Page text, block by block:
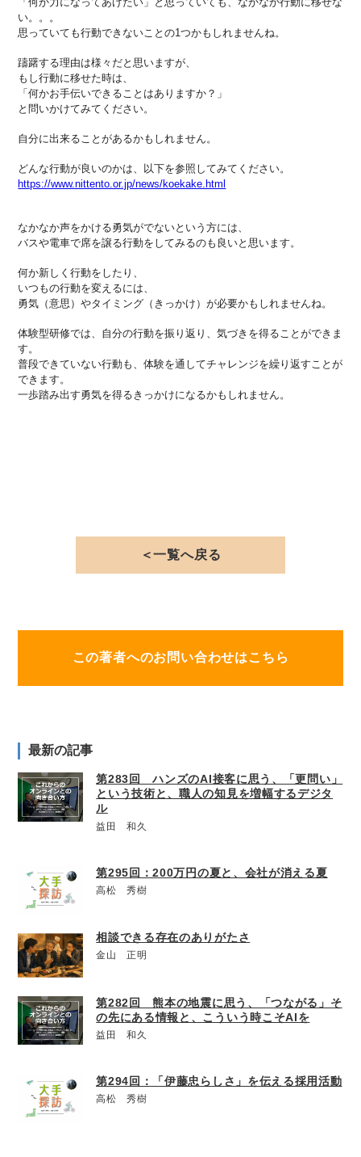
い。。。
思っていても行動できないことの1つかもしれませんね。
躊躇する理由は様々だと思いますが、
もし行動に移せた時は、
「何かお手伝いできることはありますか？」
と問いかけてみてください。
自分に出来ることがあるかもしれません。
どんな行動が良いのかは、以下を参照してみてください。
https://www.nittento.or.jp/news/koekake.html
なかなか声をかける勇気がでないという方には、
バスや電車で席を譲る行動をしてみるのも良いと思います。
何か新しく行動をしたり、
いつもの行動を変えるには、
勇気（意思）やタイミング（きっかけ）が必要かもしれませんね。
体験型研修では、自分の行動を振り返り、気づきを得ることができま
す。
普段できていない行動も、体験を通してチャレンジを繰り返すことが
できます。
一歩踏み出す勇気を得るきっかけになるかもしれません。
＜一覧へ戻る
この著者へのお問い合わせはこちら
最新の記事
第283回 ハンズのAI接客に思う、「更問い」
という技術と、職人の知見を増幅するデジタ
ル
益田 和久
第295回：200万円の夏と、会社が消える夏
高松 秀樹
相談できる存在のありがたさ
金山 正明
第282回 熊本の地震に思う、「つながる」そ
の先にある情報と、こういう時こそAIを
益田 和久
第294回：「伊藤忠らしさ」を伝える採用活動
高松 秀樹